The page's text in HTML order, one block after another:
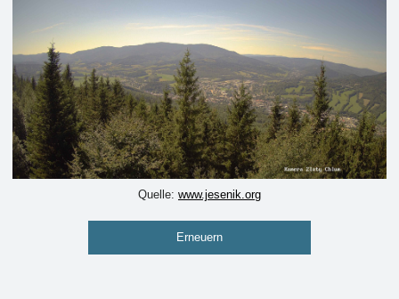
Quelle: www.jesenik.org
Erneuern